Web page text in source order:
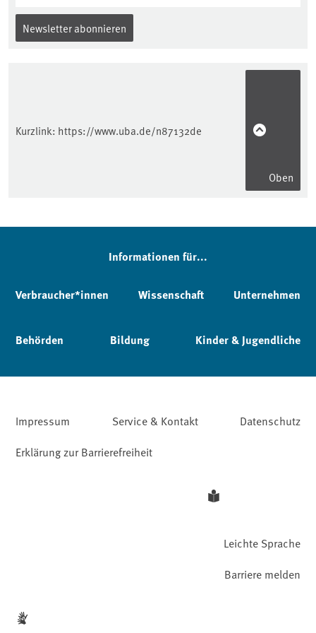
Newsletter abonnieren
Kurzlink: https://www.uba.de/n87132de
Oben
Informationen für...
Verbraucher*innen Wissenschaft Unternehmen
Behörden Bildung Kinder & Jugendliche
Impressum Service & Kontakt
Datenschutz
Erklärung zur Barrierefreiheit
Leichte Sprache
Barriere melden